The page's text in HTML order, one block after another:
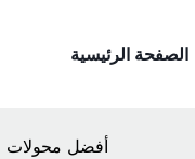
الصفحة الرئيسية
أفضل محولات